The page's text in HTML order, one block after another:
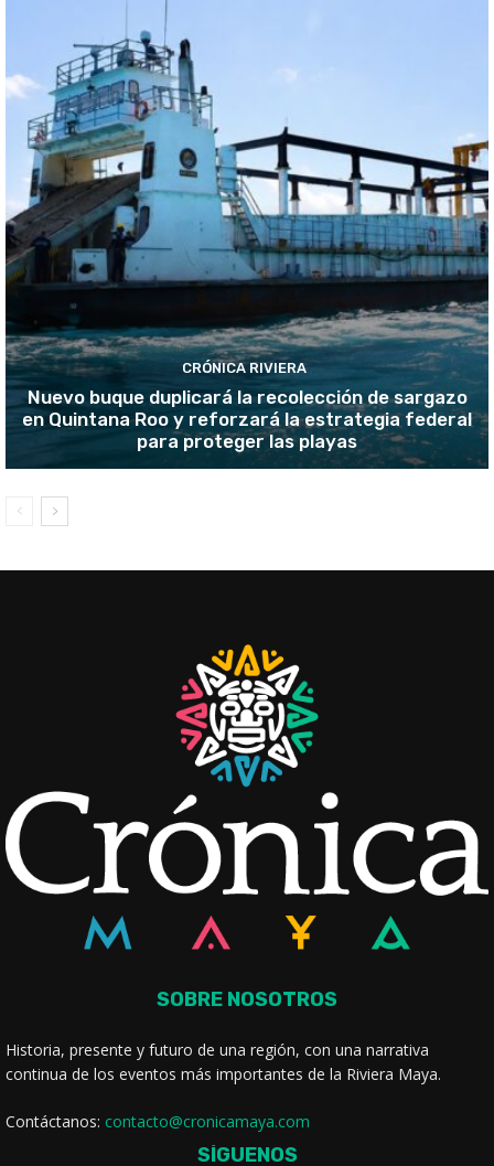
CRÓNICA RIVIERA
Nuevo buque duplicará la recolección de sargazo
en Quintana Roo y reforzará la estrategia federal
para proteger las playas
SOBRE NOSOTROS
Historia, presente y futuro de una región, con una narrativa
continua de los eventos más importantes de la Riviera Maya.
Contáctanos: contacto@cronicamaya.com
SÍGUENOS